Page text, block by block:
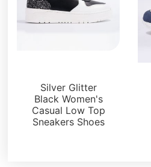
Silver Glitter
Black Women's
Casual Low Top
Sneakers Shoes